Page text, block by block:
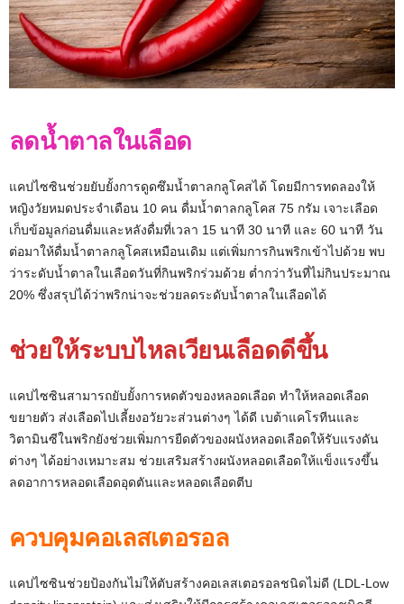
ลดน้ำตาลในเลือด
แคปไซซินช่วยยับยั้งการดูดซึมน้ำตาลกลูโคสได้ โดยมีการทดลองให้
หญิงวัยหมดประจำเดือน 10 คน ดื่มน้ำตาลกลูโคส 75 กรัม เจาะเลือด
เก็บข้อมูลก่อนดื่มและหลังดื่มที่เวลา 15 นาที 30 นาที และ 60 นาที วัน
ต่อมาให้ดื่มน้ำตาลกลูโคสเหมือนเดิม แต่เพิ่มการกินพริกเข้าไปด้วย พบ
ว่าระดับน้ำตาลในเลือดวันที่กินพริกร่วมด้วย ต่ำกว่าวันที่ไม่กินประมาณ
20% ซึ่งสรุปได้ว่าพริกน่าจะช่วยลดระดับน้ำตาลในเลือดได้
ช่วยให้ระบบไหลเวียนเลือดดีขึ้น
แคปไซซินสามารถยับยั้งการหดตัวของหลอดเลือด ทำให้หลอดเลือด
ขยายตัว ส่งเลือดไปเลี้ยงอวัยวะส่วนต่างๆ ได้ดี เบต้าแคโรทีนและ
วิตามินซีในพริกยังช่วยเพิ่มการยืดตัวของผนังหลอดเลือดให้รับแรงดัน
ต่างๆ ได้อย่างเหมาะสม ช่วยเสริมสร้างผนังหลอดเลือดให้แข็งแรงขึ้น
ลดอาการหลอดเลือดอุดตันและหลอดเลือดตีบ
ควบคุมคอเลสเตอรอล
แคปไซซินช่วยป้องกันไม่ให้ตับสร้างคอเลสเตอรอลชนิดไม่ดี (LDL-Low